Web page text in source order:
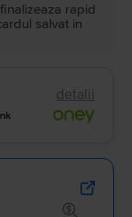
rapid
salvat in
detalii